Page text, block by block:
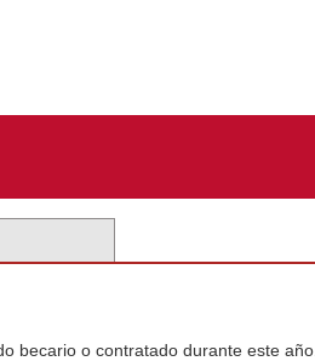
becario o contratado durante este año.